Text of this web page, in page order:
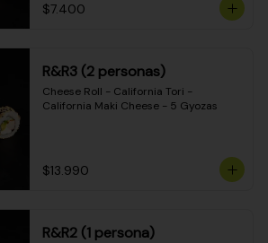
$7.400
R&R3 (2 personas)
Cheese Roll - California Tori -
California Maki Cheese - 5 Gyozas
$13.990
R&R2 (1 persona)